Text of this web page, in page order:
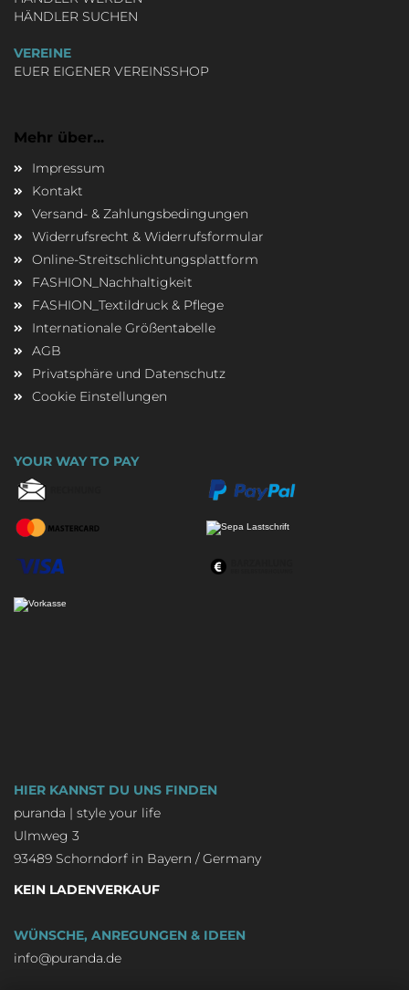
HÄNDLER SUCHEN
VEREINE
EUER EIGENER VEREINSSHOP
Mehr über...
Impressum
Kontakt
Versand- & Zahlungsbedingungen
Widerrufsrecht & Widerrufsformular
Online-Streitschlichtungsplattform
FASHION_Nachhaltigkeit
FASHION_Textildruck & Pflege
Internationale Größentabelle
AGB
Privatsphäre und Datenschutz
Cookie Einstellungen
YOUR WAY TO PAY
HIER KANNST DU UNS FINDEN
puranda | style your life
Ulmweg 3
93489 Schorndorf in Bayern / Germany
KEIN LADENVERKAUF
WÜNSCHE, ANREGUNGEN & IDEEN
info@puranda.de